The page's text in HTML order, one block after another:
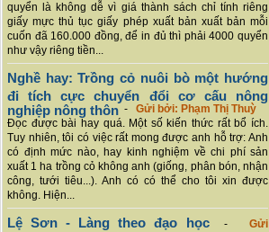
quyển là không dễ vì giá thành sách chỉ tính riêng
giấy mực thủ tục giấy phép xuất bản xuất bản mỗi
cuốn đã 160.000 đồng, để in đủ thì phải 4000 quyển
như vậy riêng tiền...
Nghề hay: Trồng cỏ nuôi bò một hướng
đi tích cực chuyển đổi cơ cấu nông
nghiệp nông thôn - Gửi bởi: Phạm Thị Thuỳ
Đọc được bài hay quá. Một số kiến thức rất bổ ích.
Tuy nhiên, tôi có việc rất mong được anh hỗ trợ: Anh
có định mức nào, hay kinh nghiệm về chi phí sản
xuất 1 ha trồng cỏ không anh (giống, phân bón, nhận
công, tưới tiêu...). Anh có có thể cho tôi xin được
không. Hiện...
Lệ Sơn - Làng theo đạo học-Gửi